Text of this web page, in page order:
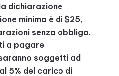
dichiarazione
minima è di $25,
senza obbligo.
a pagare
soggetti ad
5% del carico di